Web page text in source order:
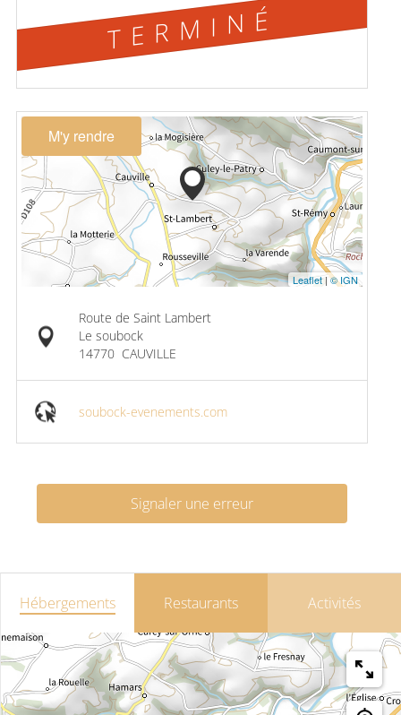
TERMINÉ
M'y rendre
Leaflet|© IGN
Route de Saint Lambert
Le soubock
14770 CAUVILLE
soubock-evenements.com
Signaler une erreur
Hébergements Restaurants Activités